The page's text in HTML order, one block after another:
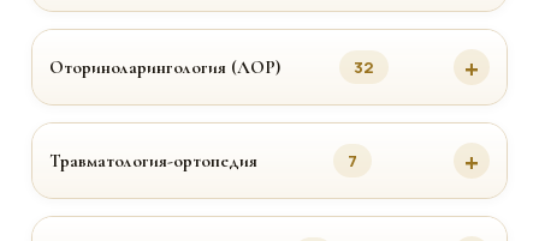
Оториноларингология (ЛОР) 32
Травматология-ортопедия 7